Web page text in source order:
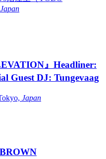
Japan
』Headliner:
Guest DJ: Tungevaag
Japan